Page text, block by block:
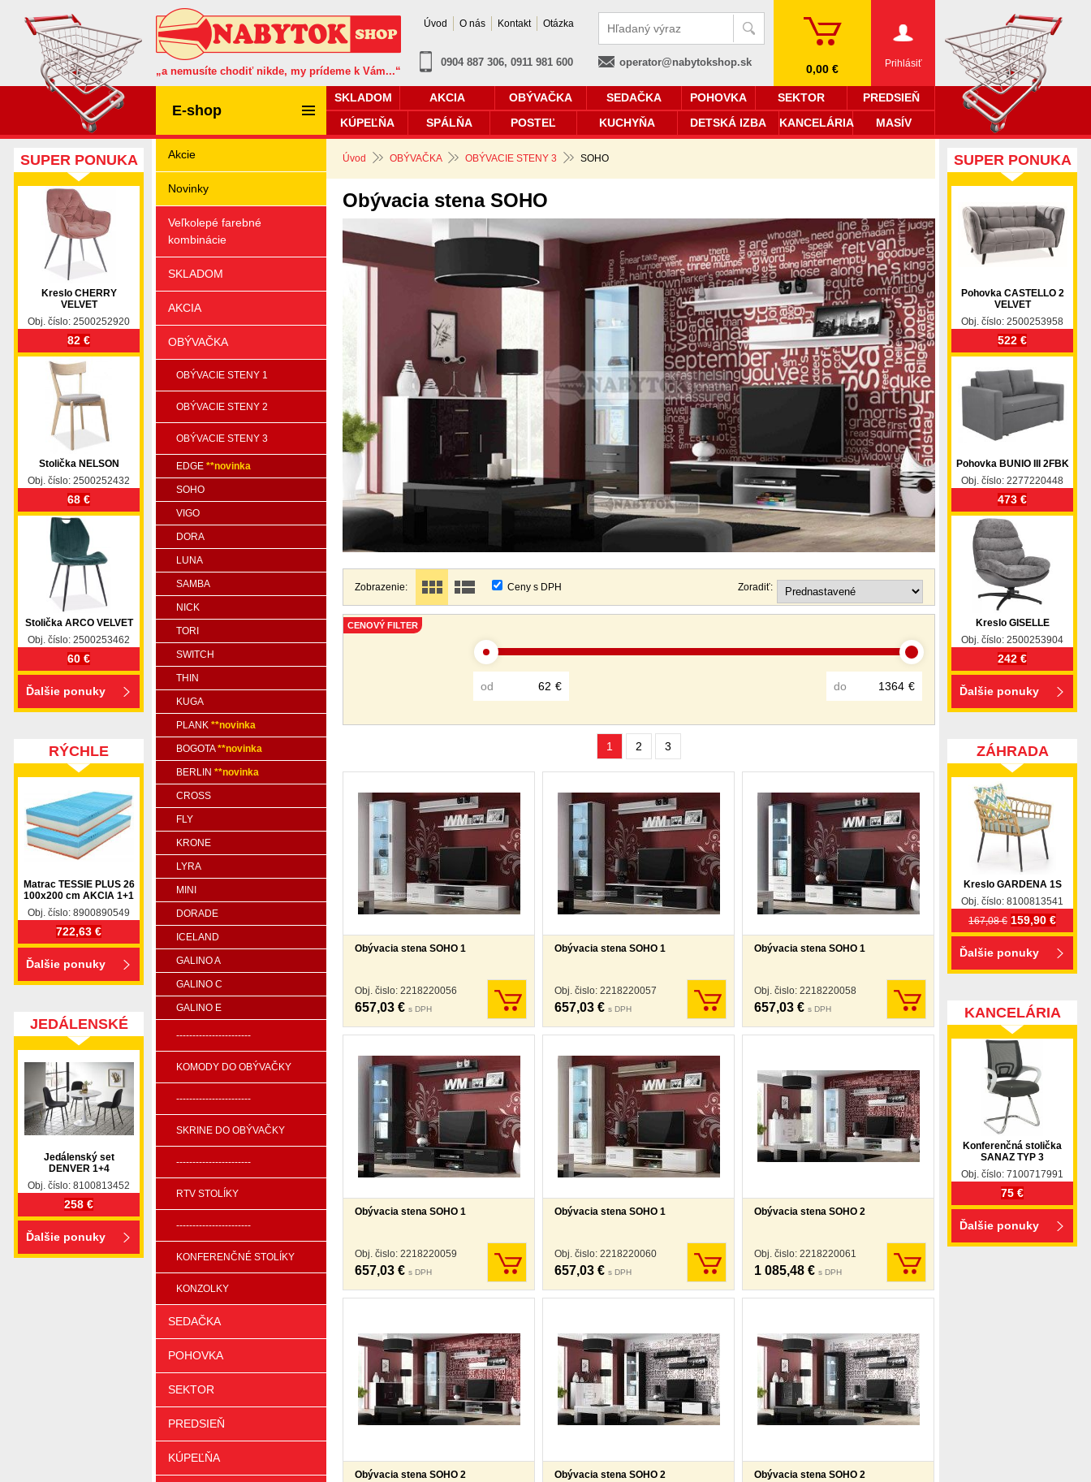
„a nemusíte chodiť nikde, my prídeme k Vám...“
0904 887 306, 0911 981 600 operator@nabytokshop.sk Prihlásiť
0,00 €
Úvod OBÝVAČKA OBÝVACIE STENY 3 SOHO
Obývacia stena SOHO
Zobrazenie: Ceny s DPH Zoradiť:
CENOVÝ FILTER
od € do €
1 2 3
Obývacia stena SOHO 1
Obj. čislo: 2218220056
657,03 € s DPH
Obývacia stena SOHO 1
Obj. čislo: 2218220057
657,03 € s DPH
Obývacia stena SOHO 1
Obj. čislo: 2218220058
657,03 € s DPH
Obývacia stena SOHO 1
Obj. čislo: 2218220059
657,03 € s DPH
Obývacia stena SOHO 1
Obj. čislo: 2218220060
657,03 € s DPH
Obývacia stena SOHO 2
Obj. čislo: 2218220061
1 085,48 € s DPH
Obývacia stena SOHO 2 Obývacia stena SOHO 2 Obývacia stena SOHO 2
Akcie
Novinky
Veľkolepé farebné
kombinácie
SKLADOM
AKCIA
OBÝVAČKA
OBÝVACIE STENY 1
OBÝVACIE STENY 2
OBÝVACIE STENY 3
EDGE **novinka
SOHO
VIGO
DORA
LUNA
SAMBA
NICK
TORI
SWITCH
THIN
KUGA
PLANK **novinka
BOGOTA**novinka
BERLIN **novinka
CROSS
FLY
KRONE
LYRA
MINI
DORADE
ICELAND
GALINO A
GALINO C
GALINO E
-----------------------
KOMODY DO OBÝVAČKY
-----------------------
SKRINE DO OBÝVAČKY
-----------------------
RTV STOLÍKY
-----------------------
KONFERENČNÉ STOLÍKY
KONZOLKY
SEDAČKA
POHOVKA
SEKTOR
PREDSIEŇ
KÚPEĽŇA
SUPER PONUKA
Kreslo CHERRY
VELVET
Obj. číslo: 2500252920
82 €
Stolička NELSON
Obj. číslo: 2500252432
68 €
Stolička ARCO VELVET
Obj. číslo: 2500253462
60 €
Ďalšie ponuky
RÝCHLE
DODANIE
Matrac TESSIE PLUS 26
100x200 cm AKCIA 1+1
Obj. číslo: 8900890549
722,63 €
Ďalšie ponuky
JEDÁLENSKÉ
SETY
Jedálenský set
DENVER 1+4
Obj. číslo: 8100813452
258 €
Ďalšie ponuky
SUPER PONUKA
Pohovka CASTELLO 2
VELVET
Obj. číslo: 2500253958
522 €
Pohovka BUNIO III 2FBK
Obj. číslo: 2277220448
473 €
Kreslo GISELLE
Obj. číslo: 2500253904
242 €
Ďalšie ponuky
ZÁHRADA
Kreslo GARDENA 1S
Obj. číslo: 8100813541
167,08 € 159,90 €
Ďalšie ponuky
KANCELÁRIA
Konferenčná stolička
SANAZ TYP 3
Obj. číslo: 7100717991
75 €
Ďalšie ponuky
E-shop
SKLADOM AKCIA OBÝVAČKA SEDAČKA POHOVKA SEKTOR
PREDSIEŇ
KÚPEĽŇA
SPÁLŇA POSTEĽ KUCHYŇA DETSKÁ IZBA KANCELÁRIA MASÍV
Úvod O nás Kontakt Otázka